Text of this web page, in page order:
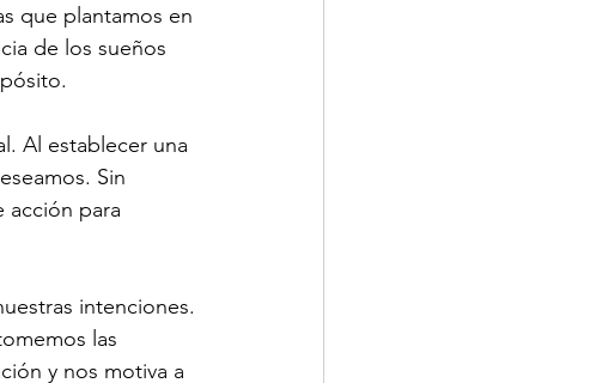
que plantamos en
de los sueños
Al establecer una
Sin
acción para
intenciones.
las
y nos motiva a